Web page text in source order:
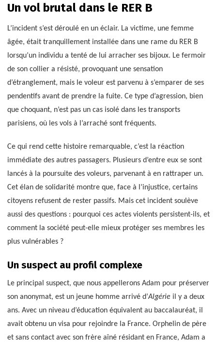
Un vol brutal dans le RER B
L’incident s’est déroulé en un éclair. La victime, une femme
âgée, était tranquillement installée dans une rame du RER B
lorsqu’un individu a tenté de lui arracher ses bijoux. Le fermoir
de son collier a résisté, provoquant une sensation
d’étranglement, mais le voleur est parvenu à s’emparer de ses
pendentifs avant de prendre la fuite. Ce type d’agression, bien
que choquant, n’est pas un cas isolé dans les transports
parisiens, où les vols à l’arraché sont fréquents.
Ce qui rend cette histoire remarquable, c’est la réaction
immédiate des autres passagers. Plusieurs d’entre eux se sont
lancés à la poursuite des voleurs, parvenant à en rattraper un.
Cet élan de solidarité montre que, face à l’injustice, certains
citoyens refusent de rester passifs. Mais cet incident soulève
aussi des questions : pourquoi ces actes violents persistent-ils, et
comment la société peut-elle mieux protéger ses membres les
plus vulnérables ?
Un suspect au profil complexe
Le principal suspect, que nous appellerons Adam pour préserver
son anonymat, est un jeune homme arrivé d’Algérie il y a deux
ans. Avec un niveau d’éducation équivalent au baccalauréat, il
avait obtenu un visa pour rejoindre la France. Orphelin de père
et sans contact avec son frère aîné résidant en France, Adam a